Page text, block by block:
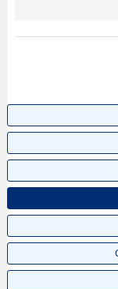
Sciences, thông tin về
như số lượng tuyển